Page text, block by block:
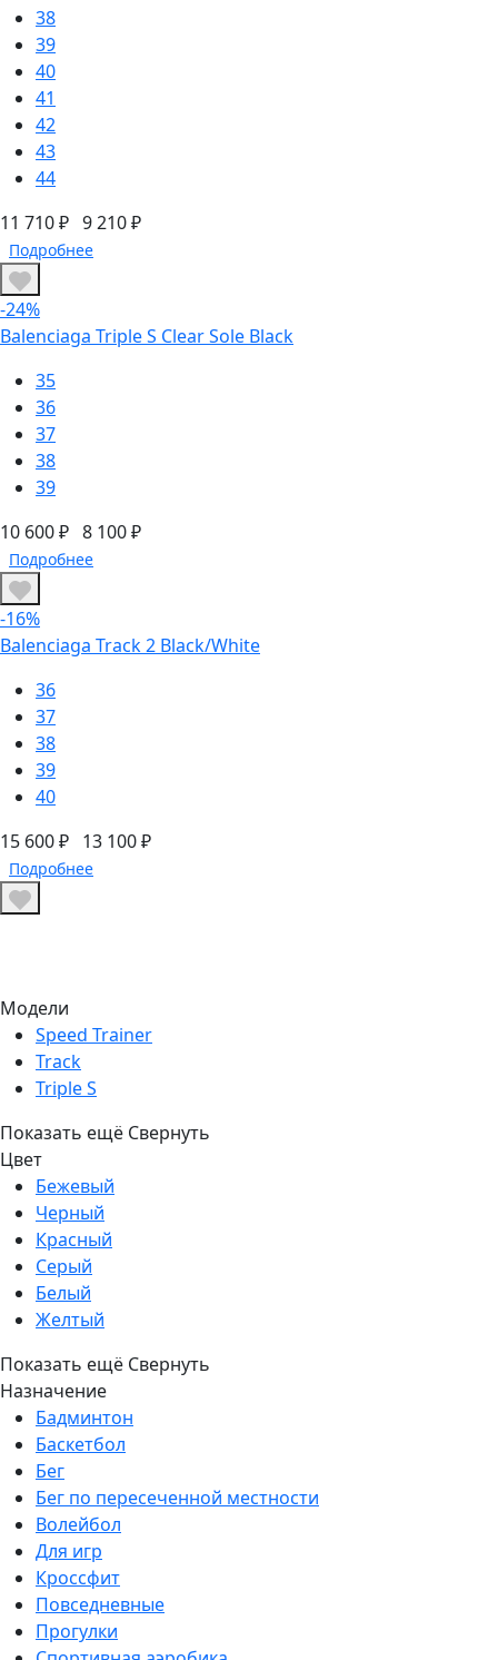
38
39
40
41
42
43
44
11 710 ₽ 9 210 ₽
Подробнее
-24%
Balenciaga Triple S Clear Sole Black
35
36
37
38
39
10 600 ₽ 8 100 ₽
Подробнее
-16%
Balenciaga Track 2 Black/White
36
37
38
39
40
15 600 ₽ 13 100 ₽
Подробнее
Модели
Speed Trainer
Track
Triple S
Показать ещё Свернуть
Цвет
Бежевый
Черный
Красный
Серый
Белый
Желтый
Показать ещё Свернуть
Назначение
Бадминтон
Баскетбол
Бег
Бег по пересеченной местности
Волейбол
Для игр
Кроссфит
Повседневные
Прогулки